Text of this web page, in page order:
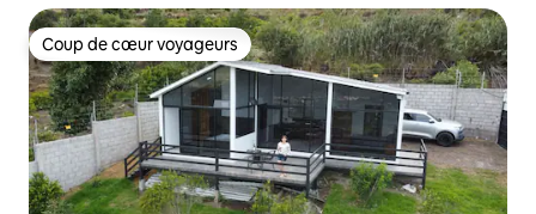
Coup de cœur voyageurs
Coup de cœur voyageurs